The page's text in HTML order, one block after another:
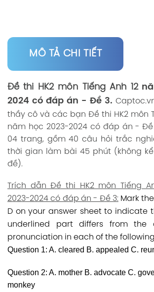
MÔ TẢ CHI TIẾT
Đề thi HK2 môn Tiếng Anh 12
2024 có đáp án - Đề 3.
thầy cô và các bạn Đề thi HK2 môn
năm học 2023-2024 có đáp án - Đề
04 trang, gồm 40 câu hỏi trắc
thời gian làm bài 45 phút (không
đề).
Trích dẫn Đề thi HK2 môn Tiếng
2023-2024 có đáp án - Đề 3: Mark
D on your answer sheet to indicate
underlined part differs from the
pronunciation in each of the
Question 1: A. cleared B. appealed C.
Question 2: A. mother B. advocate C.
monkey